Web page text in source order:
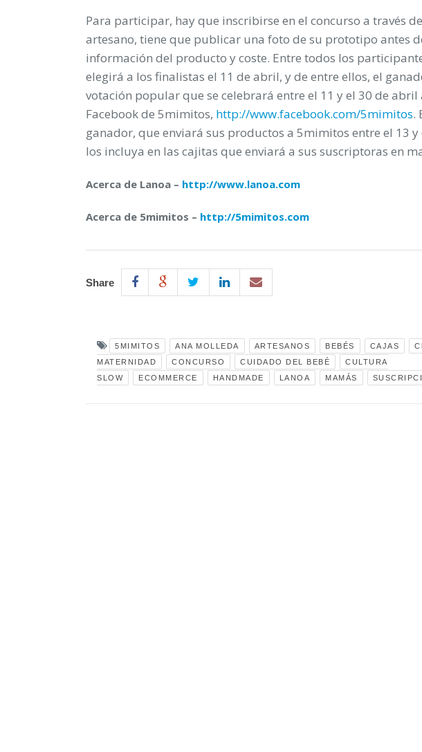
Para participar, hay que inscribirse en el concurso a través
artesano, tiene que publicar una foto de su prototipo antes
información del producto y coste. Entre todos los
elegirá a los finalistas el 11 de abril, y de entre ellos, el
votación popular que se celebrará entre el 11 y el 30 de abril
Facebook de 5mimitos, http://www.facebook.com/5mimitos.
ganador, que enviará sus productos a 5mimitos entre el 13
los incluya en las cajitas que enviará a sus suscriptoras en
Acerca de Lanoa – http://www.lanoa.com
Acerca de 5mimitos – http://5mimitos.com
Share
5MIMITOS ANA MOLLEDA ARTESANOS BEBÉS CAJAS
MATERNIDAD
CONCURSO CUIDADO DEL BEBÉ
CULTURA
SLOW
ECOMMERCE HANDMADE LANOA MAMÁS